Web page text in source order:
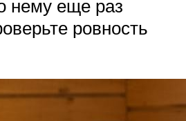
нему еще раз
ровность